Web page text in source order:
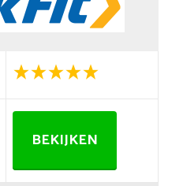
BEKIJKEN